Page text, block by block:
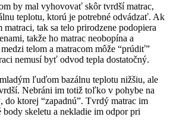
by mal vyhovovať skôr tvrdší matrac,
teplotu, ktorú je potrebné odvádzať. Ak
matraci, tak sa telo prirodzene podopiera
takže ho matrac neobopína a
telom a matracom môže “prúdiť”
nemusí byť odvod tepla dostatočný.
ľuďom bazálnu teplotu nižšiu, ale
Nebráni im totiž toľko v pohybe na
do ktorej “zapadnú”. Tvrdý matrac im
skeletu a nekladie im odpor pri